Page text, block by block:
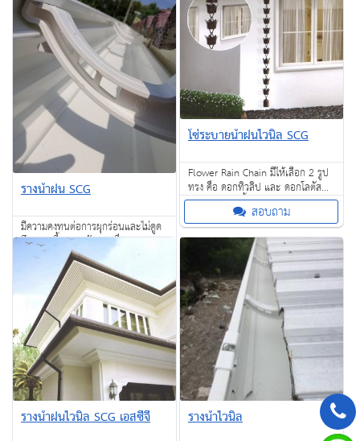
รางน้ำฝน SCG
มีความคงทนต่อการผุกร่อนและไม่ดูด
ซึมความชื้น หมดปัญหาเรื่อง ปลวก
มอด แมลงปีกแข็ง หรือเชื้อรา
สอบถาม
โซ่ระบายน้ำฝนไวนิล SCG
Flower Rain Chain มีให้เลือก 2 รูป
ทรง คือ ดอกทิวลิป และ ดอกโลตัส
(กล่องละ 28 ชิ้น / ยาว 3 เมตร)
สอบถาม
รางน้ำฝนไวนิล SCG เอสซีจี รางน้ำไวนิล